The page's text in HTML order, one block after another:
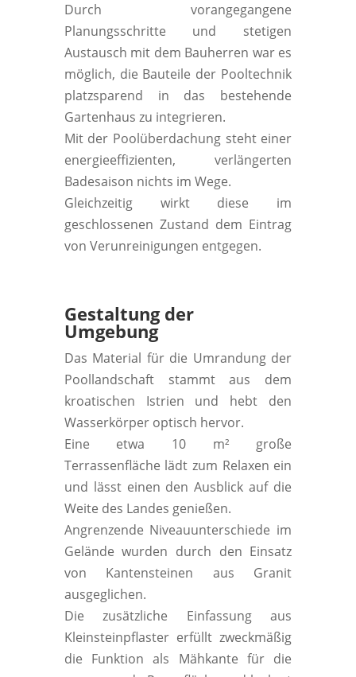
Durch vorangegangene
Planungsschritte und stetigen
Austausch mit dem Bauherren war es
möglich, die Bauteile der Pooltechnik
platzsparend in das bestehende
Gartenhaus zu integrieren.
Mit der Poolüberdachung steht einer
energieeffizienten, verlängerten
Badesaison nichts im Wege.
Gleichzeitig wirkt diese im
geschlossenen Zustand dem Eintrag
von Verunreinigungen entgegen.
Gestaltung der
Umgebung
Das Material für die Umrandung der
Poollandschaft stammt aus dem
kroatischen Istrien und hebt den
Wasserkörper optisch hervor.
Eine etwa 10 m² große
Terrassenfläche lädt zum Relaxen ein
und lässt einen den Ausblick auf die
Weite des Landes genießen.
Angrenzende Niveauunterschiede im
Gelände wurden durch den Einsatz
von Kantensteinen aus Granit
ausgeglichen.
Die zusätzliche Einfassung aus
Kleinsteinpflaster erfüllt zweckmäßig
die Funktion als Mähkante für die